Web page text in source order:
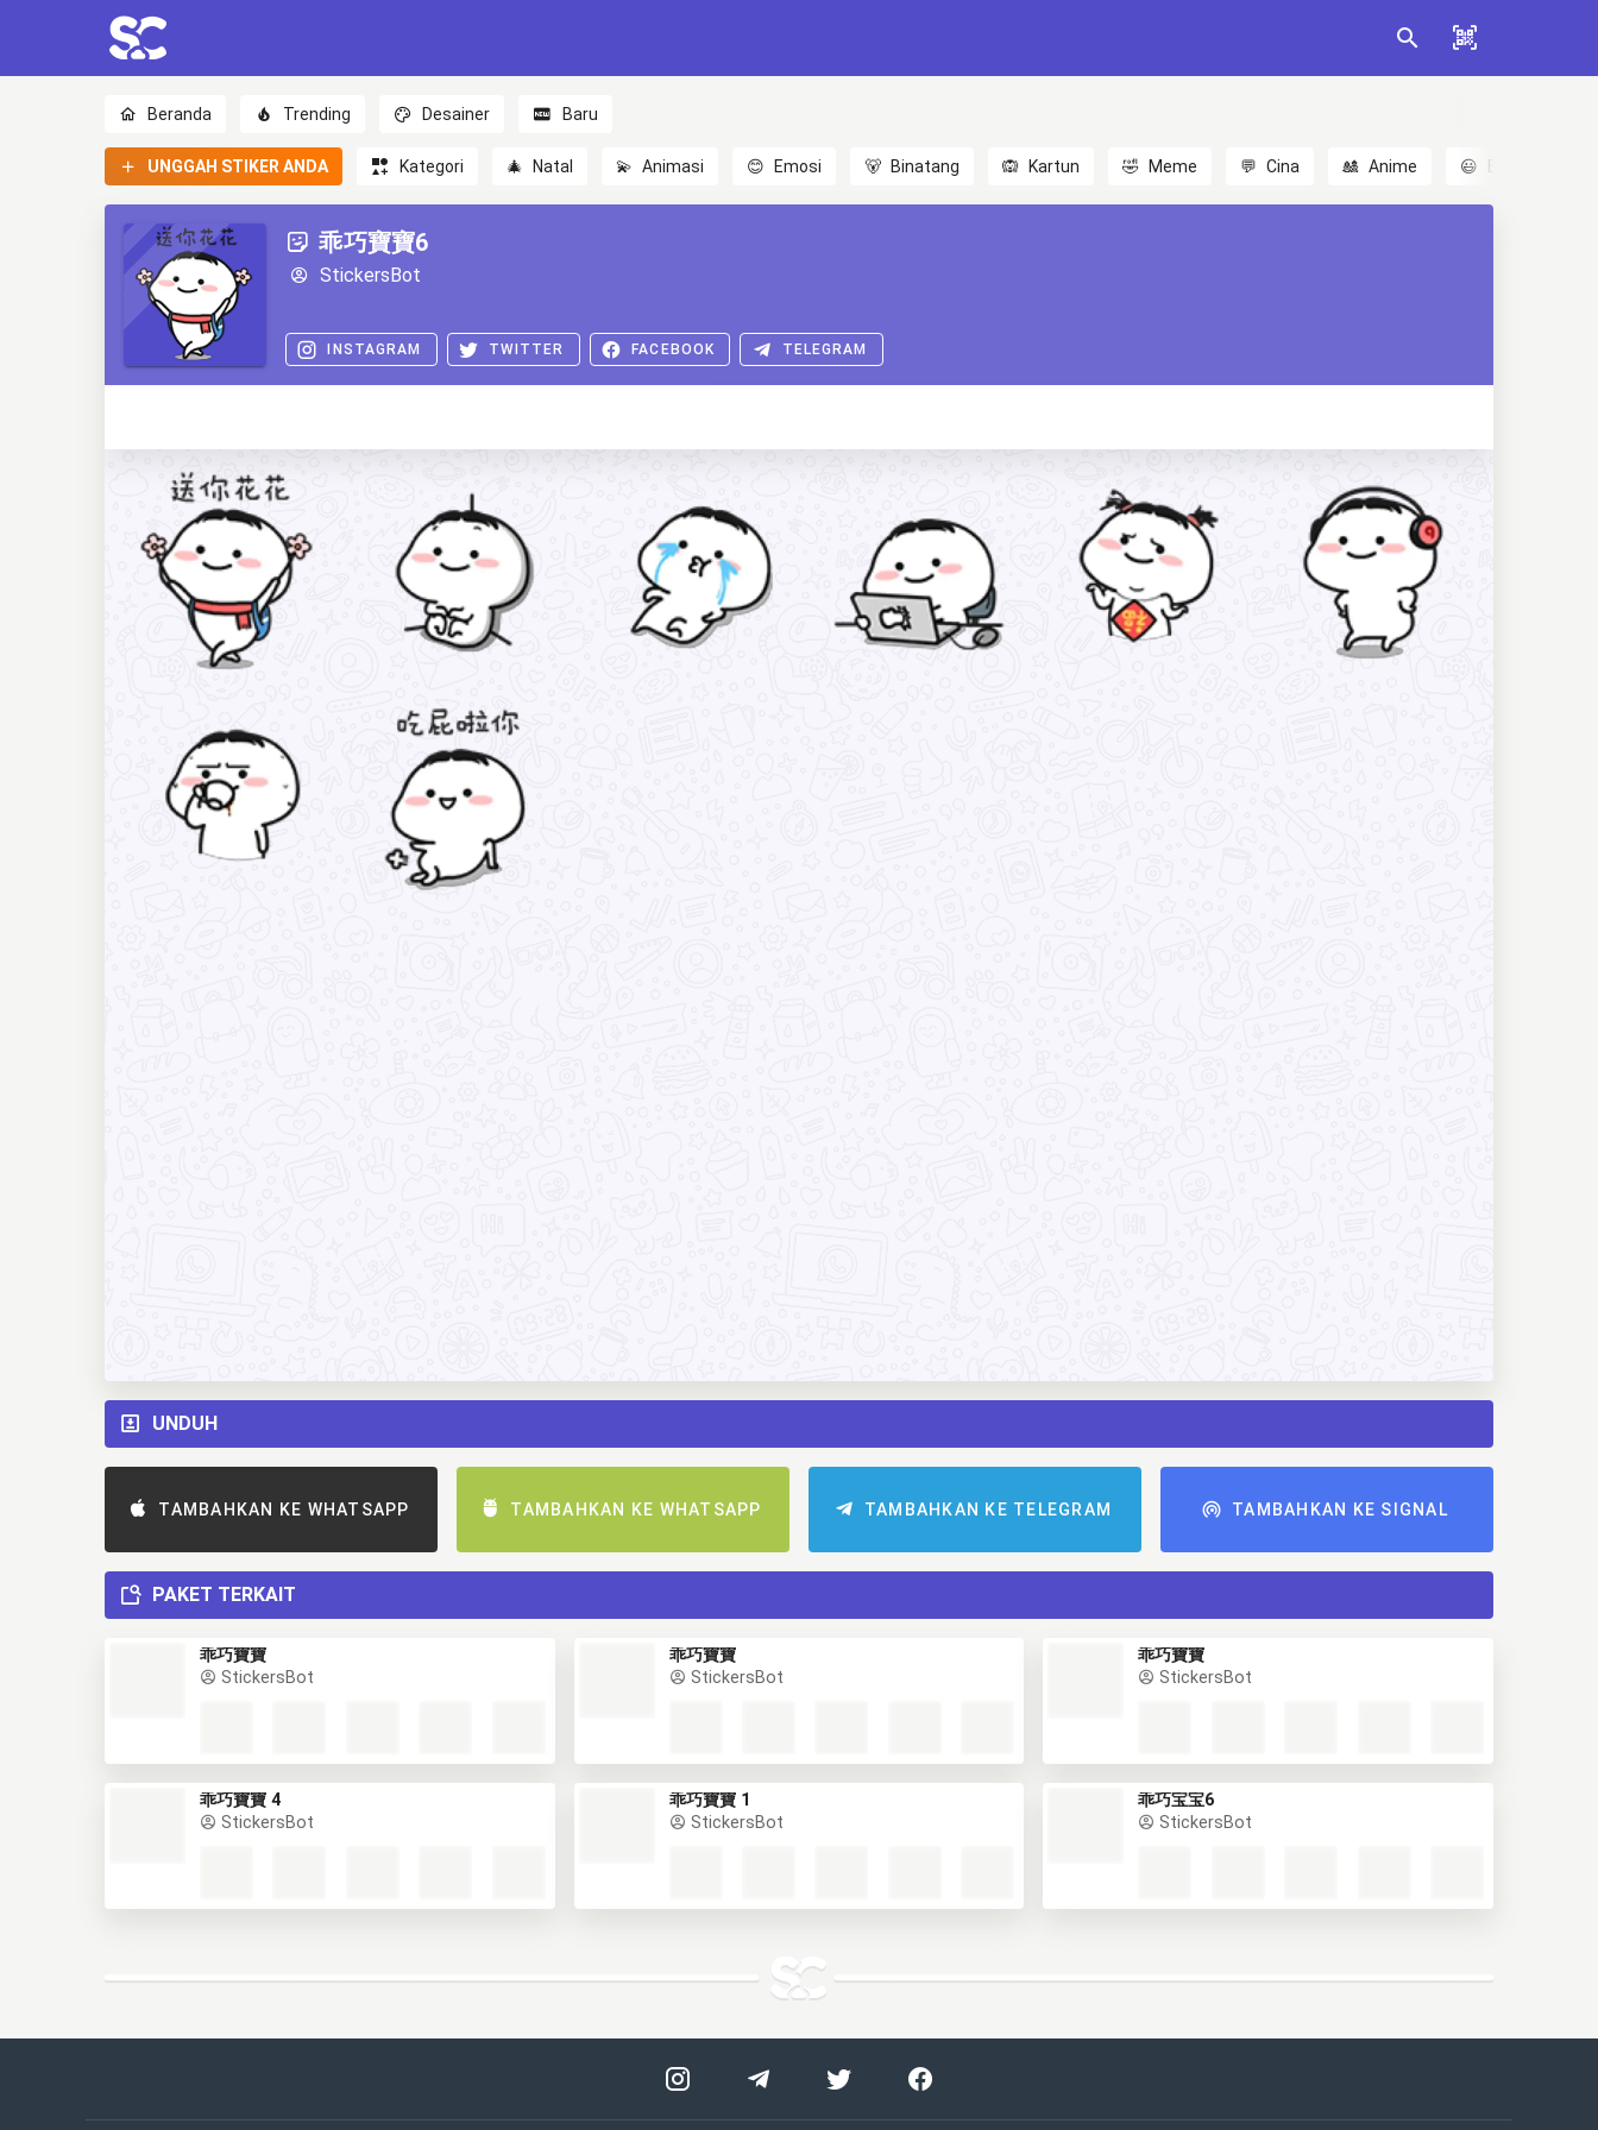
Beranda Trending Desainer Baru
UNGGAH STIKER ANDA Kategori 🎄 Natal 💫 Animasi 😊 Emosi 🐻 Binatang 🙉 Kartun 🤣 Meme 💬 Cina 🎎 Anime 😃
乖巧寶寶6
StickersBot
INSTAGRAM TWITTER FACEBOOK TELEGRAM
UNDUH
TAMBAHKAN KE WHATSAPP TAMBAHKAN KE WHATSAPP TAMBAHKAN KE TELEGRAM TAMBAHKAN KE SIGNAL
PAKET TERKAIT
乖巧寶寶
StickersBot
乖巧寶寶
StickersBot
乖巧寶寶
StickersBot
乖巧寶寶 4
StickersBot
乖巧寶寶 1
StickersBot
乖巧宝宝6
StickersBot